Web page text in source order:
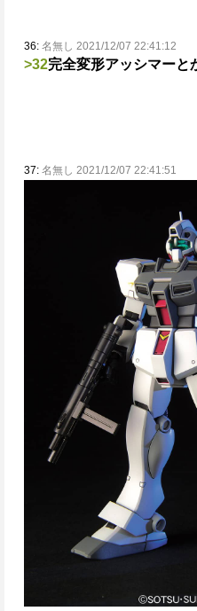
36: 名無し 2021/12/07 22:41:12
>32完全変形アッシマーと
37: 名無し 2021/12/07 22:41:51